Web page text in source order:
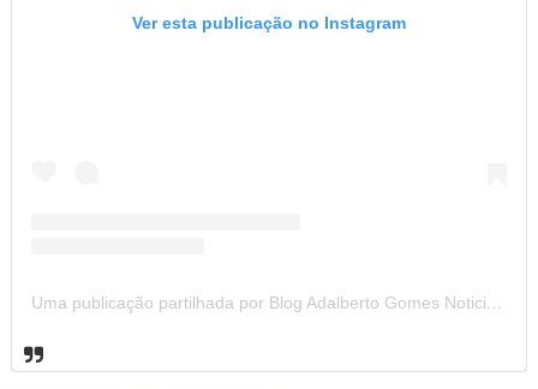
Ver esta publicação no Instagram
Uma publicação partilhada por Blog Adalberto Gomes Noticias (@blogadalbertogomesnoticiass)